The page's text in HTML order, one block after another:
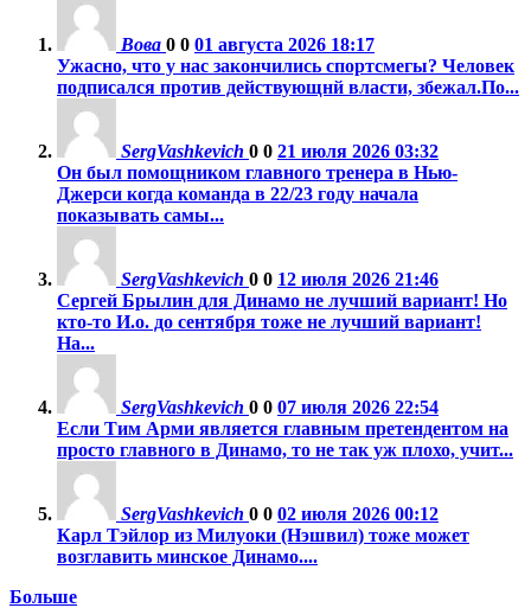
Вова 0 0 01 августа 2026 18:17
Ужасно, что у нас закончились спортсмегы? Человек
подписался против действующнй власти, збежал.По...
SergVashkevich 0 0 21 июля 2026 03:32
Он был помощником главного тренера в Нью-
Джерси когда команда в 22/23 году начала
показывать самы...
SergVashkevich 0 0 12 июля 2026 21:46
Сергей Брылин для Динамо не лучший вариант! Но
кто-то И.о. до сентября тоже не лучший вариант!
На...
SergVashkevich 0 0 07 июля 2026 22:54
Если Тим Арми является главным претендентом на
просто главного в Динамо, то не так уж плохо, учит...
SergVashkevich 0 0 02 июля 2026 00:12
Карл Тэйлор из Милуоки (Нэшвил) тоже может
возглавить минское Динамо....
Больше